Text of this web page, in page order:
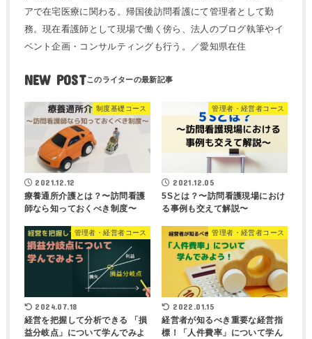
アで在宅医療に関わる。帰国後訪問看護にて管理者として勤
務。現在看護師として現場で働く傍ら、法人のブログ執筆やイ
ベント企画・コンサルティングも行う。／愛知県在住
NEW POST
制度基礎コース
2021.12.12
療養通所介護とは？〜訪問看護
師なら知っておくべき制度〜
管理者・経営者コース
2021.12.05
5Sとは？〜訪問看護現場におけ
る事例も交えて解説〜
管理者・経営者コース
2024.07.18
経営を把握して分析できる 「損
益分岐点」について学んでみよ
管理者・経営者コース
2022.01.15
経営者が知るべき重要な経営指
標！「人件費率」について学ん